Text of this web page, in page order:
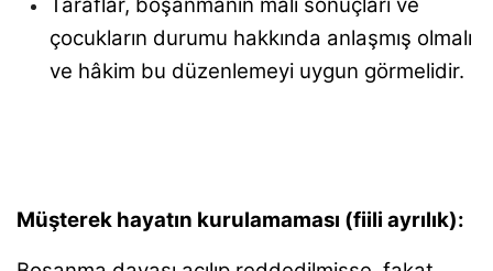
Taraflar, boşanmanın mali sonuçları ve
çocukların durumu hakkında anlaşmış olmalı
ve hâkim bu düzenlemeyi uygun görmelidir.
Müşterek hayatın kurulamaması (fiili ayrılık):